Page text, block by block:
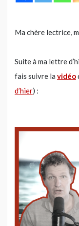
Ma chère lectrice,
Suite à ma lettre
fais suivre la vidéo
d’hier) :